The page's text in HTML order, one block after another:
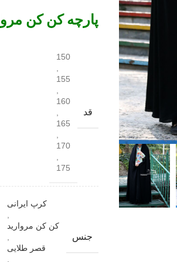
پارچه کن کن
قد
150
155
160
165
170
175
جنس
کرپ ایرانی
کن کن مروارید
قصر طلایی